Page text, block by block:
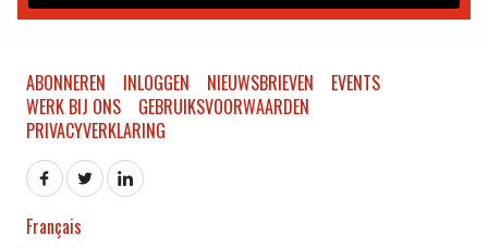
ABONNEREN INLOGGEN NIEUWSBRIEVEN
EVENTS
WERK BIJ ONS
GEBRUIKSVOORWAARDEN
PRIVACYVERKLARING
Français